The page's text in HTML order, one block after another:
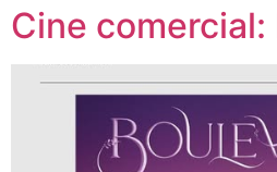
Cine comercial: